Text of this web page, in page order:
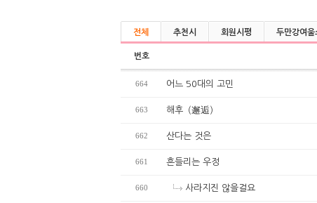
전체 추천시 회원시평 두만강여울
번호
664 어느 50대의 고민
663 해후（邂逅）
662 산다는 것은
661 흔들리는 우정
660 사라지진 않을걸요